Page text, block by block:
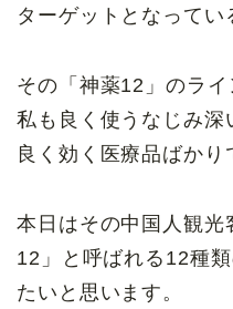
ターゲットとなってい
その「神薬12」のライ
私も良く使うなじみ深
良く効く医療品ばかり
本日はその中国人観
12」と呼ばれる12種
たいと思います。